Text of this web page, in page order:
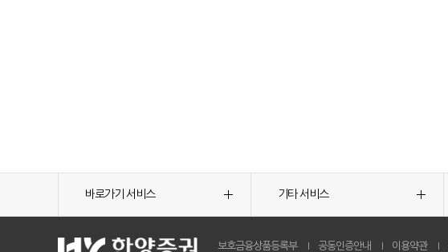
바로가기 서비스 기타 서비스
보호금융상품등록부 공동인증안내 이용약관